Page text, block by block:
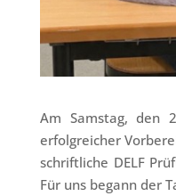
Am Samstag, den
erfolgreicher
schriftliche DELF
Für uns begann der